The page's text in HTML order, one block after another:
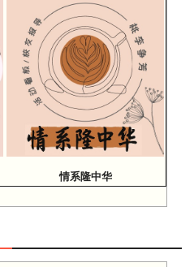
情系隆中华